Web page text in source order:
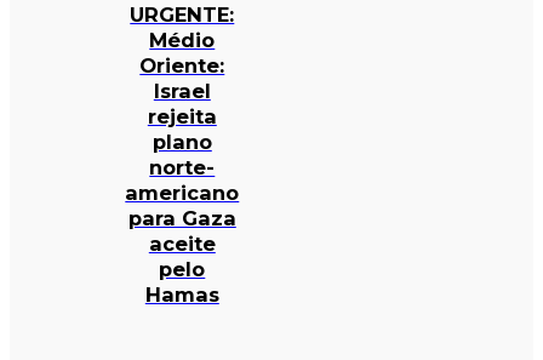
URGENTE:
Médio
Oriente:
Israel
rejeita
plano
norte-
americano
para Gaza
aceite
pelo
Hamas